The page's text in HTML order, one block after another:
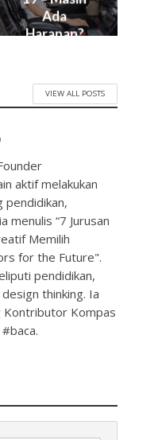
Ada
Harapan?
VIEW ALL POSTS
aktif melakukan
pendidikan,
menulis “7 Jurusan
Memilih
for the Future".
pendidikan,
thinking. Ia
Kontributor Kompas